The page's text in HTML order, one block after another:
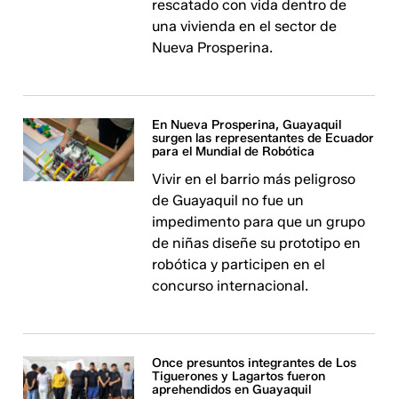
rescatado con vida dentro de
una vivienda en el sector de
Nueva Prosperina.
En Nueva Prosperina, Guayaquil
surgen las representantes de Ecuador
para el Mundial de Robótica
Vivir en el barrio más peligroso
de Guayaquil no fue un
impedimento para que un grupo
de niñas diseñe su prototipo en
robótica y participen en el
concurso internacional.
Once presuntos integrantes de Los
Tiguerones y Lagartos fueron
aprehendidos en Guayaquil